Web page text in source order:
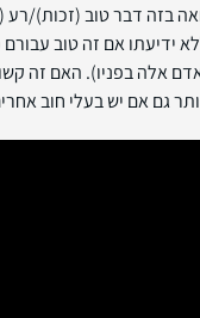
בזה דבר טוב (זכות)/
ידיעתו אם זה טוב
אלה בפניו). האם זה
גם אם יש בעלי חוב